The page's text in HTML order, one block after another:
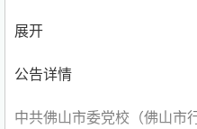
展开
公告详情
中共佛山市委党校（佛山市